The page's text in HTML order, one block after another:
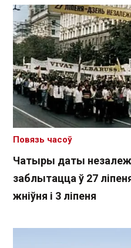
Чатыры даты
заблытацца ў 27
жніўня і 3 ліпеня
Повязь часоў